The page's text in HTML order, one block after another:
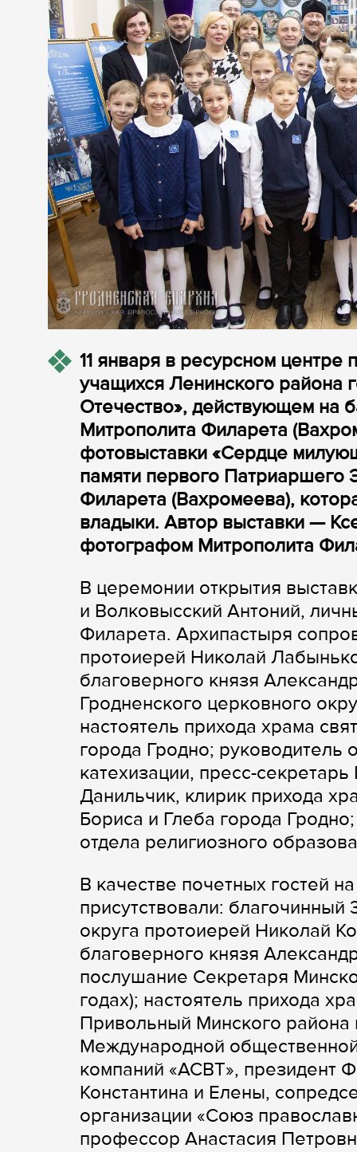
11 января в ресурсном центре
учащихся Ленинского района
Отечество», действующем на
Митрополита Филарета
фотовыставки «Сердце
памяти первого Патриаршего
Филарета (Вахромеева),
владыки. Автор выставки —
фотографом Митрополита
В церемонии открытия
и Волковысский Антоний,
Филарета. Архипастыря
протоиерей Николай
благоверного князя
Гродненского церковного
настоятель прихода храма
города Гродно; руководитель
катехизации, пресс-
Данильчик, клирик прихода
Бориса и Глеба города
отдела религиозного
В качестве почетных гостей
присутствовали: благочинный
округа протоиерей Николай
благоверного князя
послушание Секретаря
годах); настоятель прихода
Привольный Минского
Международной
компаний «АСВТ», президент
Константина и Елены,
организации «Союз
профессор Анастасия